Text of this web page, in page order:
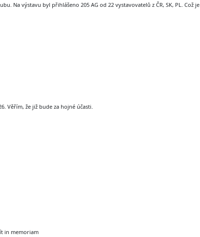
Na výstavu byl přihlášeno 205 AG od 22 vystavovatelů z ČR, SK, PL. Což je
Věřím, že již bude za hojné účasti.
in memoriam